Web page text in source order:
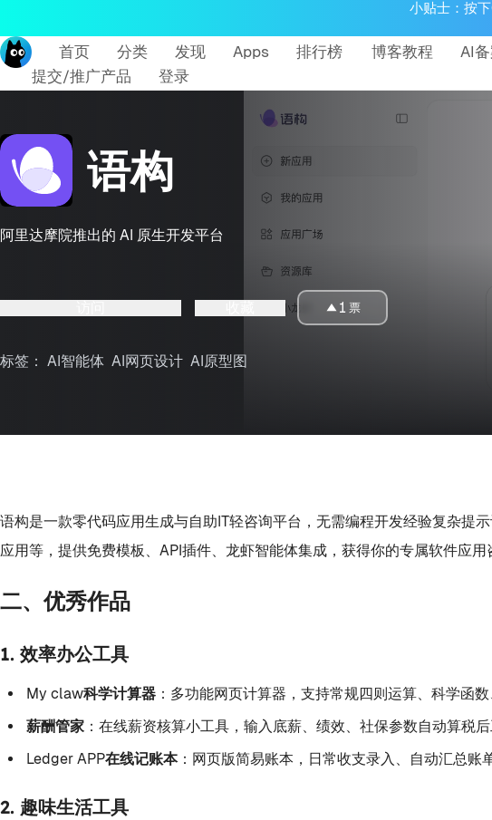
小贴士：按
首页 分类 发现 Apps 排行榜 博客教程 AI
提交/推广产品 登录
语构
阿里达摩院推出的 AI 原生开发平台
1 票
标签： AI智能体 AI网页设计 AI原型图
语构是一款零代码应用生成与自助IT轻咨询平台，无需编程开发经验复杂提
应用等，提供免费模板、API插件、龙虾智能体集成，获得你的专属软件应
二、优秀作品
1. 效率办公工具
My claw科学计算器：多功能网页计算器，支持常规四则运算、科学函数
薪酬管家：在线薪资核算小工具，输入底薪、绩效、社保参数自动算税后
Ledger APP在线记账本：网页版简易账本，日常收支录入、自动汇总账单
2. 趣味生活工具